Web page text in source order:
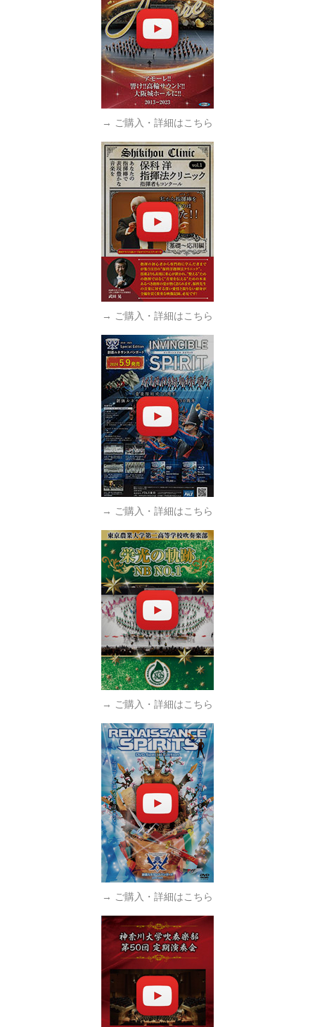
→ ご購入・詳細はこちら
→ ご購入・詳細はこちら
→ ご購入・詳細はこちら
→ ご購入・詳細はこちら
→ ご購入・詳細はこちら